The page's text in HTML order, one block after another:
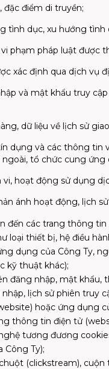
đặc điểm di truyền;
tình dục, xu hướng tình
phạm pháp luật được
xác định qua dịch vụ
và mật khẩu truy
dữ liệu về lịch sử
dụng và các thông tin
tổ chức cung
vi, hoạt động sử dụng
ánh hoạt động, lịch
đến các trang thông
loại thiết bị, hệ điều
dụng của Công Ty,
kỹ thuật khác);
đăng nhập, mật
lịch sử phiên truy
hoặc ứng dụng
thông tin điện tử
tương đương
Công Ty);
(clickstream),